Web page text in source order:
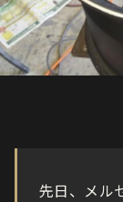
先日、メル